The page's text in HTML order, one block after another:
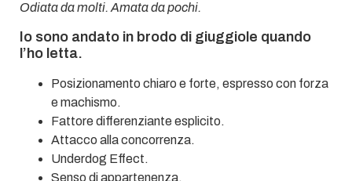
Odiata da molti. Amata da pochi.
Io sono andato in brodo di giuggiole quando
l’ho letta.
Posizionamento chiaro e forte, espresso con forza
e machismo.
Fattore differenziante esplicito.
Attacco alla concorrenza.
Underdog Effect.
Senso di appartenenza.